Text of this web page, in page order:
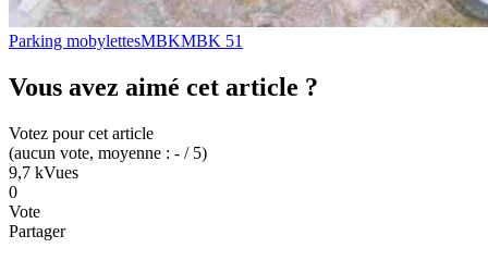
Parking mobylettesMBKMBK 51
Vous avez aimé cet article ?
Votez pour cet article
(aucun vote, moyenne : - / 5)
9,7 kVues
0
Vote
Partager